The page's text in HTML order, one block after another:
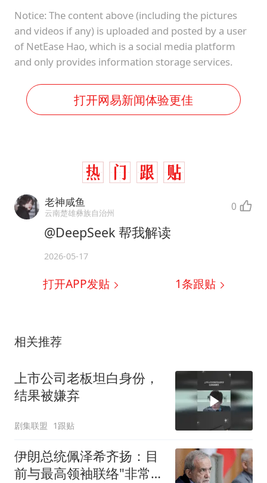
Notice: The content above (including the pictures
and videos if any) is uploaded and posted by a user
of NetEase Hao, which is a social media platform
and only provides information storage services.
打开网易新闻体验更佳
老神咸鱼
云南楚雄彝族自治州 0
@DeepSeek 帮我解读
2026-05-17
打开APP发贴 1条跟贴
相关推荐
上市公司老板坦白身份，
结果被嫌弃
剧集联盟 1跟贴
伊朗总统佩泽希齐扬：目
前与最高领袖联络"非常困